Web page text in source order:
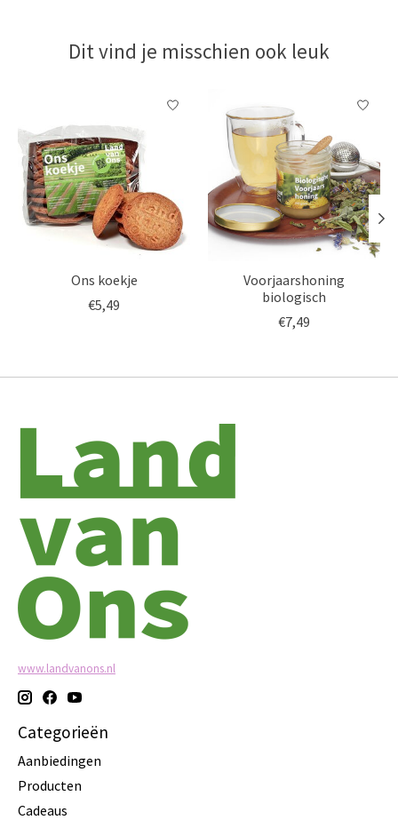
Dit vind je misschien ook leuk
Items van productcarrousel
Ons koekje
€5,49
Voorjaarshoning
biologisch
€7,49
www.landvanons.nl
Categorieën
Aanbiedingen
Producten
Cadeaus